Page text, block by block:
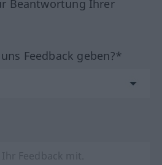
Beantwortung Ihrer
Feedback geben?*